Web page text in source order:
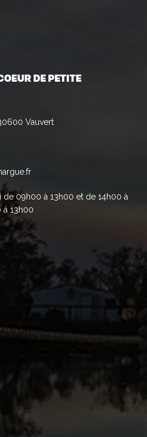
DE PETITE
Vauvert
de 09h00 à 13h00 et de 14h00 à
à 13h00